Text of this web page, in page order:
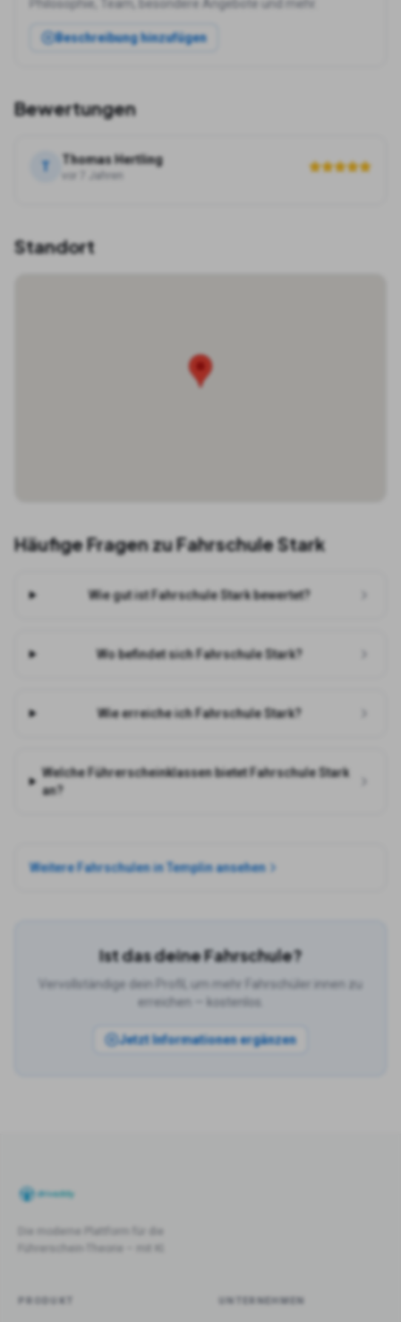
Philosophie, Team, besondere Angebote und mehr.
Beschreibung hinzufügen
Bewertungen
T Thomas Hertling
vor 7 Jahren
Standort
Häufige Fragen zuFahrschule Stark
Wie gut ist Fahrschule Stark bewertet?
Wo befindet sich Fahrschule Stark?
Wie erreiche ich Fahrschule Stark?
Welche Führerscheinklassen bietet Fahrschule Stark
an?
Weitere Fahrschulen in Templinansehen
Ist das deine Fahrschule?
Vervollständige dein Profil, um mehr Fahrschüler:innen zu
erreichen — kostenlos.
Jetzt Informationen ergänzen
PRODUKT UNTERNEHMEN